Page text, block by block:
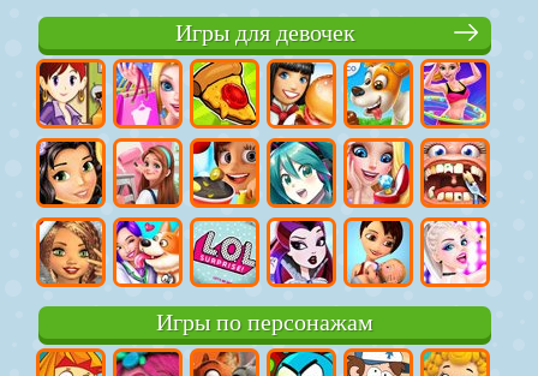
Игры для девочек
Игры по персонажам